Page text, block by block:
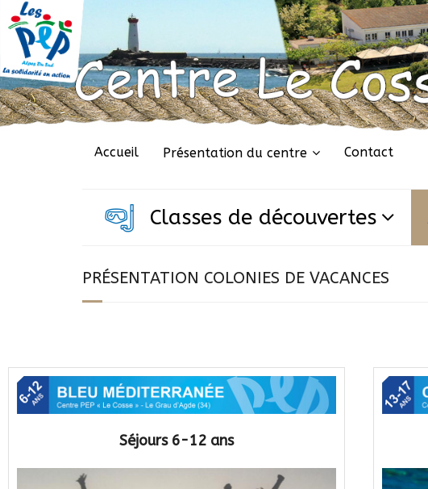
Accueil Présentation du centre Contact
Classes de découvertes
PRÉSENTATION COLONIES DE VACANCES
Séjours 6-12 ans